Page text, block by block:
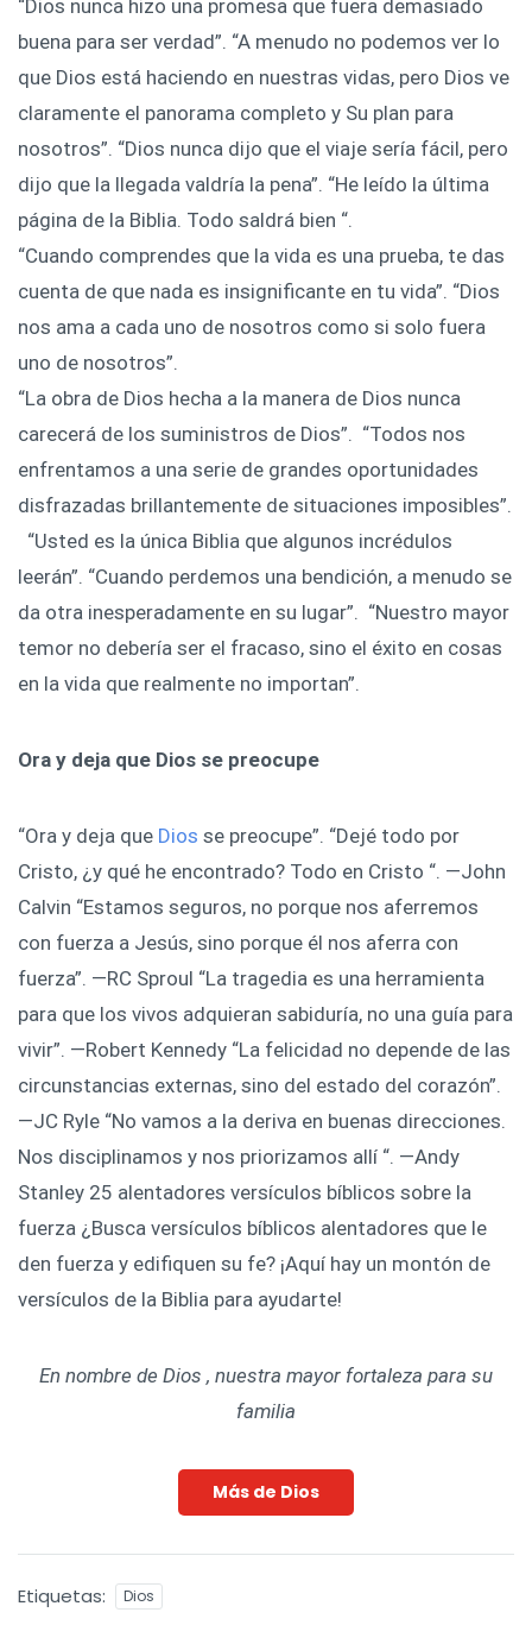
“Dios nunca hizo una promesa que fuera demasiado
buena para ser verdad”. “A menudo no podemos ver lo
que Dios está haciendo en nuestras vidas, pero Dios ve
claramente el panorama completo y Su plan para
nosotros”. “Dios nunca dijo que el viaje sería fácil, pero
dijo que la llegada valdría la pena”. “He leído la última
página de la Biblia. Todo saldrá bien “.
“Cuando comprendes que la vida es una prueba, te das
cuenta de que nada es insignificante en tu vida”. “Dios
nos ama a cada uno de nosotros como si solo fuera
uno de nosotros”.
“La obra de Dios hecha a la manera de Dios nunca
carecerá de los suministros de Dios”. “Todos nos
enfrentamos a una serie de grandes oportunidades
disfrazadas brillantemente de situaciones imposibles”.
“Usted es la única Biblia que algunos incrédulos
leerán”. “Cuando perdemos una bendición, a menudo se
da otra inesperadamente en su lugar”. “Nuestro mayor
temor no debería ser el fracaso, sino el éxito en cosas
en la vida que realmente no importan”.
Ora y deja que Dios se preocupe
“Ora y deja que Dios se preocupe”. “Dejé todo por
Cristo, ¿y qué he encontrado? Todo en Cristo “. —John
Calvin “Estamos seguros, no porque nos aferremos
con fuerza a Jesús, sino porque él nos aferra con
fuerza”. —RC Sproul “La tragedia es una herramienta
para que los vivos adquieran sabiduría, no una guía para
vivir”. —Robert Kennedy “La felicidad no depende de las
circunstancias externas, sino del estado del corazón”.
—JC Ryle “No vamos a la deriva en buenas direcciones.
Nos disciplinamos y nos priorizamos allí “. —Andy
Stanley 25 alentadores versículos bíblicos sobre la
fuerza ¿Busca versículos bíblicos alentadores que le
den fuerza y ​​edifiquen su fe? ¡Aquí hay un montón de
versículos de la Biblia para ayudarte!
En nombre de Dios , nuestra mayor fortaleza para su
familia
Más de Dios
Etiquetas: Dios